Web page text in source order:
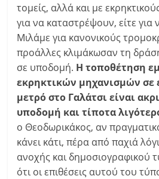
τομείς, αλλά και με
για να καταστρέψουν, είτε για
Μιλάμε για κανονικούς
προάλλες κλιμάκωσαν τη
σε υποδομή. Η τοποθέτηση
εκρηκτικών μηχανισμών σε
μετρό στο Γαλάτσι είναι
υποδομή και τίποτα
ο Θεοδωρικάκος, αν
κάνει κάτι, πέρα από παχιά
ανοχής και δημοσιογραφικού
ότι οι επιθέσεις αυτού του